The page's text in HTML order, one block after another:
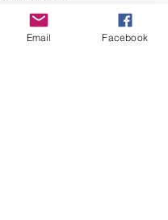
Email Facebook